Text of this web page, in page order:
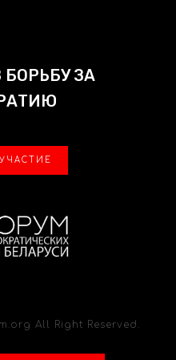
БОРЬБУ ЗА
All Right Reserved.